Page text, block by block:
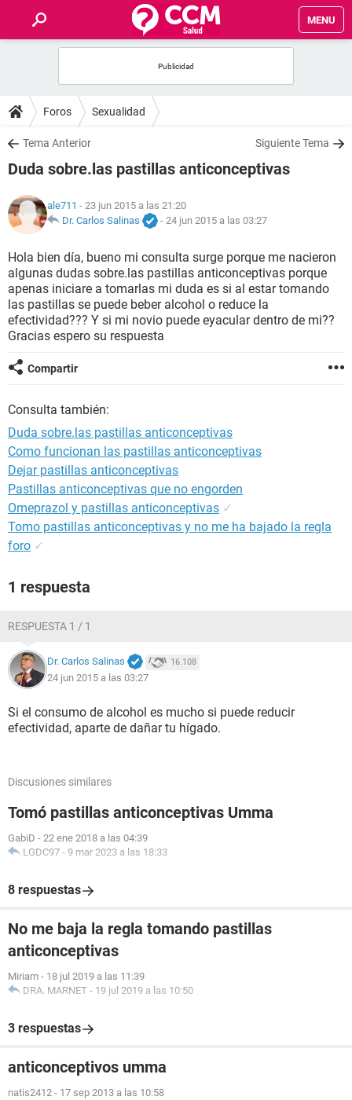
MENU
FOROS
SALUD
NUTRICIÓN
BIENESTAR
SEXUALIDAD
GLOSARIO
Foros Sexualidad
Tema Anterior Siguiente Tema
Duda sobre.las pastillas anticonceptivas
ale711 - 23 jun 2015 a las 21:20
Dr. Carlos Salinas
- 24 jun 2015 a las 03:27
Hola bien día, bueno mi consulta surge porque me nacieron
algunas dudas sobre.las pastillas anticonceptivas porque
apenas iniciare a tomarlas mi duda es si al estar tomando
las pastillas se puede beber alcohol o reduce la
efectividad??? Y si mi novio puede eyacular dentro de mi??
Gracias espero su respuesta
Compartir
Consulta también:
Duda sobre.las pastillas anticonceptivas
Como funcionan las pastillas anticonceptivas
Dejar pastillas anticonceptivas
Pastillas anticonceptivas que no engorden
Omeprazol y pastillas anticonceptivas ✓
Tomo pastillas anticonceptivas y no me ha bajado la regla
foro ✓
1 respuesta
RESPUESTA 1 / 1
Dr. Carlos Salinas 16.108
24 jun 2015 a las 03:27
Si el consumo de alcohol es mucho si puede reducir
efectividad, aparte de dañar tu hígado.
Discusiones similares
Tomó pastillas anticonceptivas Umma
GabiD - 22 ene 2018 a las 04:39
LGDC97 - 9 mar 2023 a las 18:33
8 respuestas
No me baja la regla tomando pastillas
anticonceptivas
Miriam - 18 jul 2019 a las 11:39
DRA. MARNET - 19 jul 2019 a las 10:50
3 respuestas
anticonceptivos umma
natis2412 - 17 sep 2013 a las 10:58